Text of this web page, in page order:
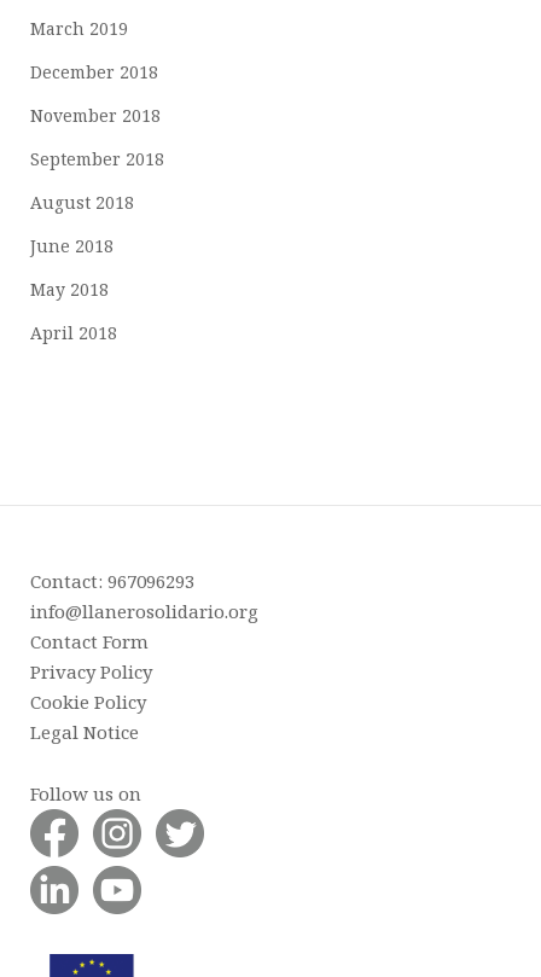
March 2019
December 2018
November 2018
September 2018
August 2018
June 2018
May 2018
April 2018
Contact: 967096293
info@llanerosolidario.org
Contact Form
Privacy Policy
Cookie Policy
Legal Notice
Follow us on